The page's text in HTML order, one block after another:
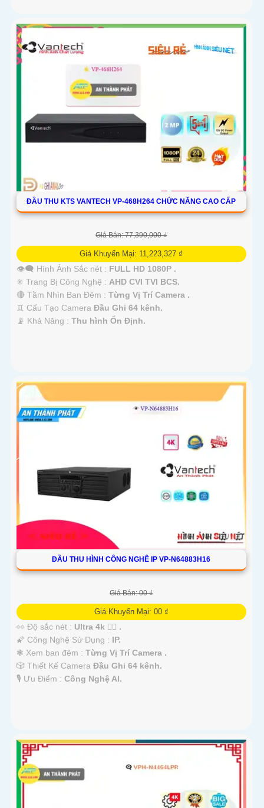
ĐẦU THU KTS VANTECH VP-468H264 CHỨC NĂNG CAO CẤP
Giá Bán: 77,390,000 ₫
Giá Khuyến Mại: 11,223,327 ₫
👁️‍🗨 Hình Ảnh Sắc nét : FULL HD 1080P .
✳️ Trang Bị Công Nghệ : AHD CVI TVI BCS.
🔴 Tầm Nhìn Ban Đêm : Từng Vị Trí Camera .
♊ Cấu Tạo Camera Đầu Ghi 64 kênh.
️📡 Khả Năng : Thu hình Ổn Định.
ĐẦU THU HÌNH CÔNG NGHÊ IP VP-N64883H16
Giá Bán: 00 ₫
Giá Khuyến Mại: 00 ₫
👀 Độ sắc nét : Ultra 4k 👍🏾 .
🌠 Công Nghệ Sử Dụng : IP.
❃ Xem ban đêm : Từng Vị Trí Camera .
🎲 Thiết Kế Camera Đầu Ghi 64 kênh.
️🎙 Ưu Điểm : Công Nghệ AI.